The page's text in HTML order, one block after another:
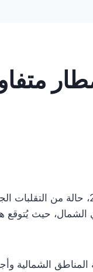
من المنتظر أن يشهد الطقس اليوم،
الشمال، حيث
المناطق